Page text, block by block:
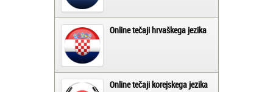
Online tečaji hrvaškega jezika
Online tečaji korejskega jezika